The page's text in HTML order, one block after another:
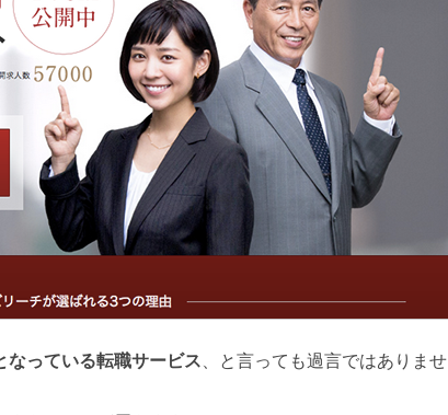
なっている転職サービス 、と言っても過言ではありませ